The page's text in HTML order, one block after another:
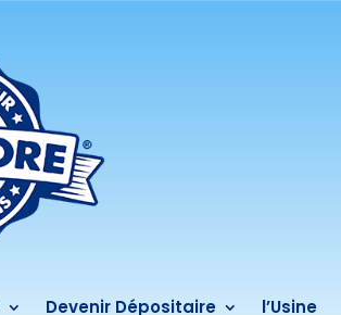
Devenir Dépositaire l’Usine